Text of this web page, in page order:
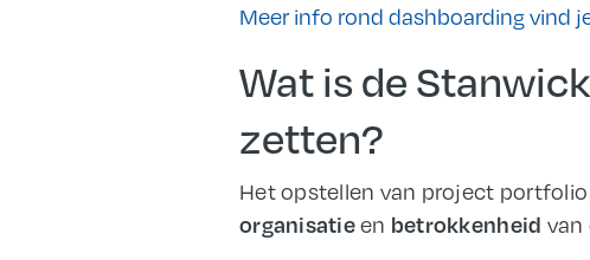
Meer info rond dashboarding vind
Wat is de
zetten?
Het opstellen van project
organisatieen betrokkenheid van